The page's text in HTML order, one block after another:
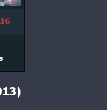
36